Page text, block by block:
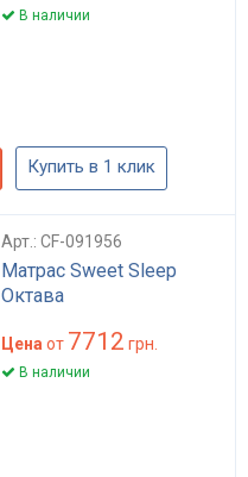
В наличии
Купить в 1 клик
Арт.: CF-091956
Матрас Sweet Sleep
Октава
Цена от 7712 грн.
В наличии